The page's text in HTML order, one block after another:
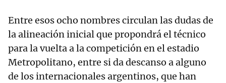
Entre esos ocho nombres circulan las dudas de
la alineación inicial que propondrá el técnico
para la vuelta a la competición en el estadio
Metropolitano, entre si da descanso a alguno
de los internacionales argentinos, que han